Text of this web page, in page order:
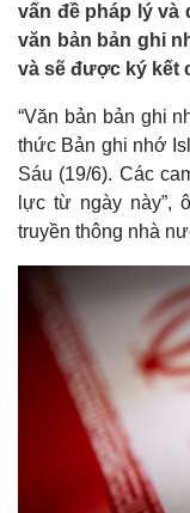
vấn đề pháp lý và
văn bản bản ghi
và sẽ được ký kết
“Văn bản bản ghi
thức Bản ghi nhớ
Sáu (19/6). Các
lực từ ngày này”,
truyền thông nhà